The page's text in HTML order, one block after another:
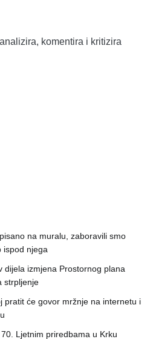
komentira i kritizira
na muralu, zaboravili smo
ispod njega
dijela izmjena Prostornog plana
strpljenje
pratit će govor mržnje na internetu i
Ljetnim priredbama u Krku